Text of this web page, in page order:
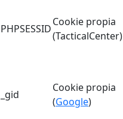
PHPSESSID
Cookie propia
(TacticalCenter)
_gid
Cookie propia
(Google)